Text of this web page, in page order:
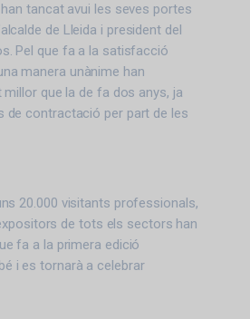
tancat avui les seves portes
de Lleida i president del
Pel que fa a la satisfacció
manera unànime han
millor que la de fa dos anys, ja
de contractació per part de les
20.000 visitants professionals,
de tots els sectors han
fa a la primera edició
i es tornarà a celebrar